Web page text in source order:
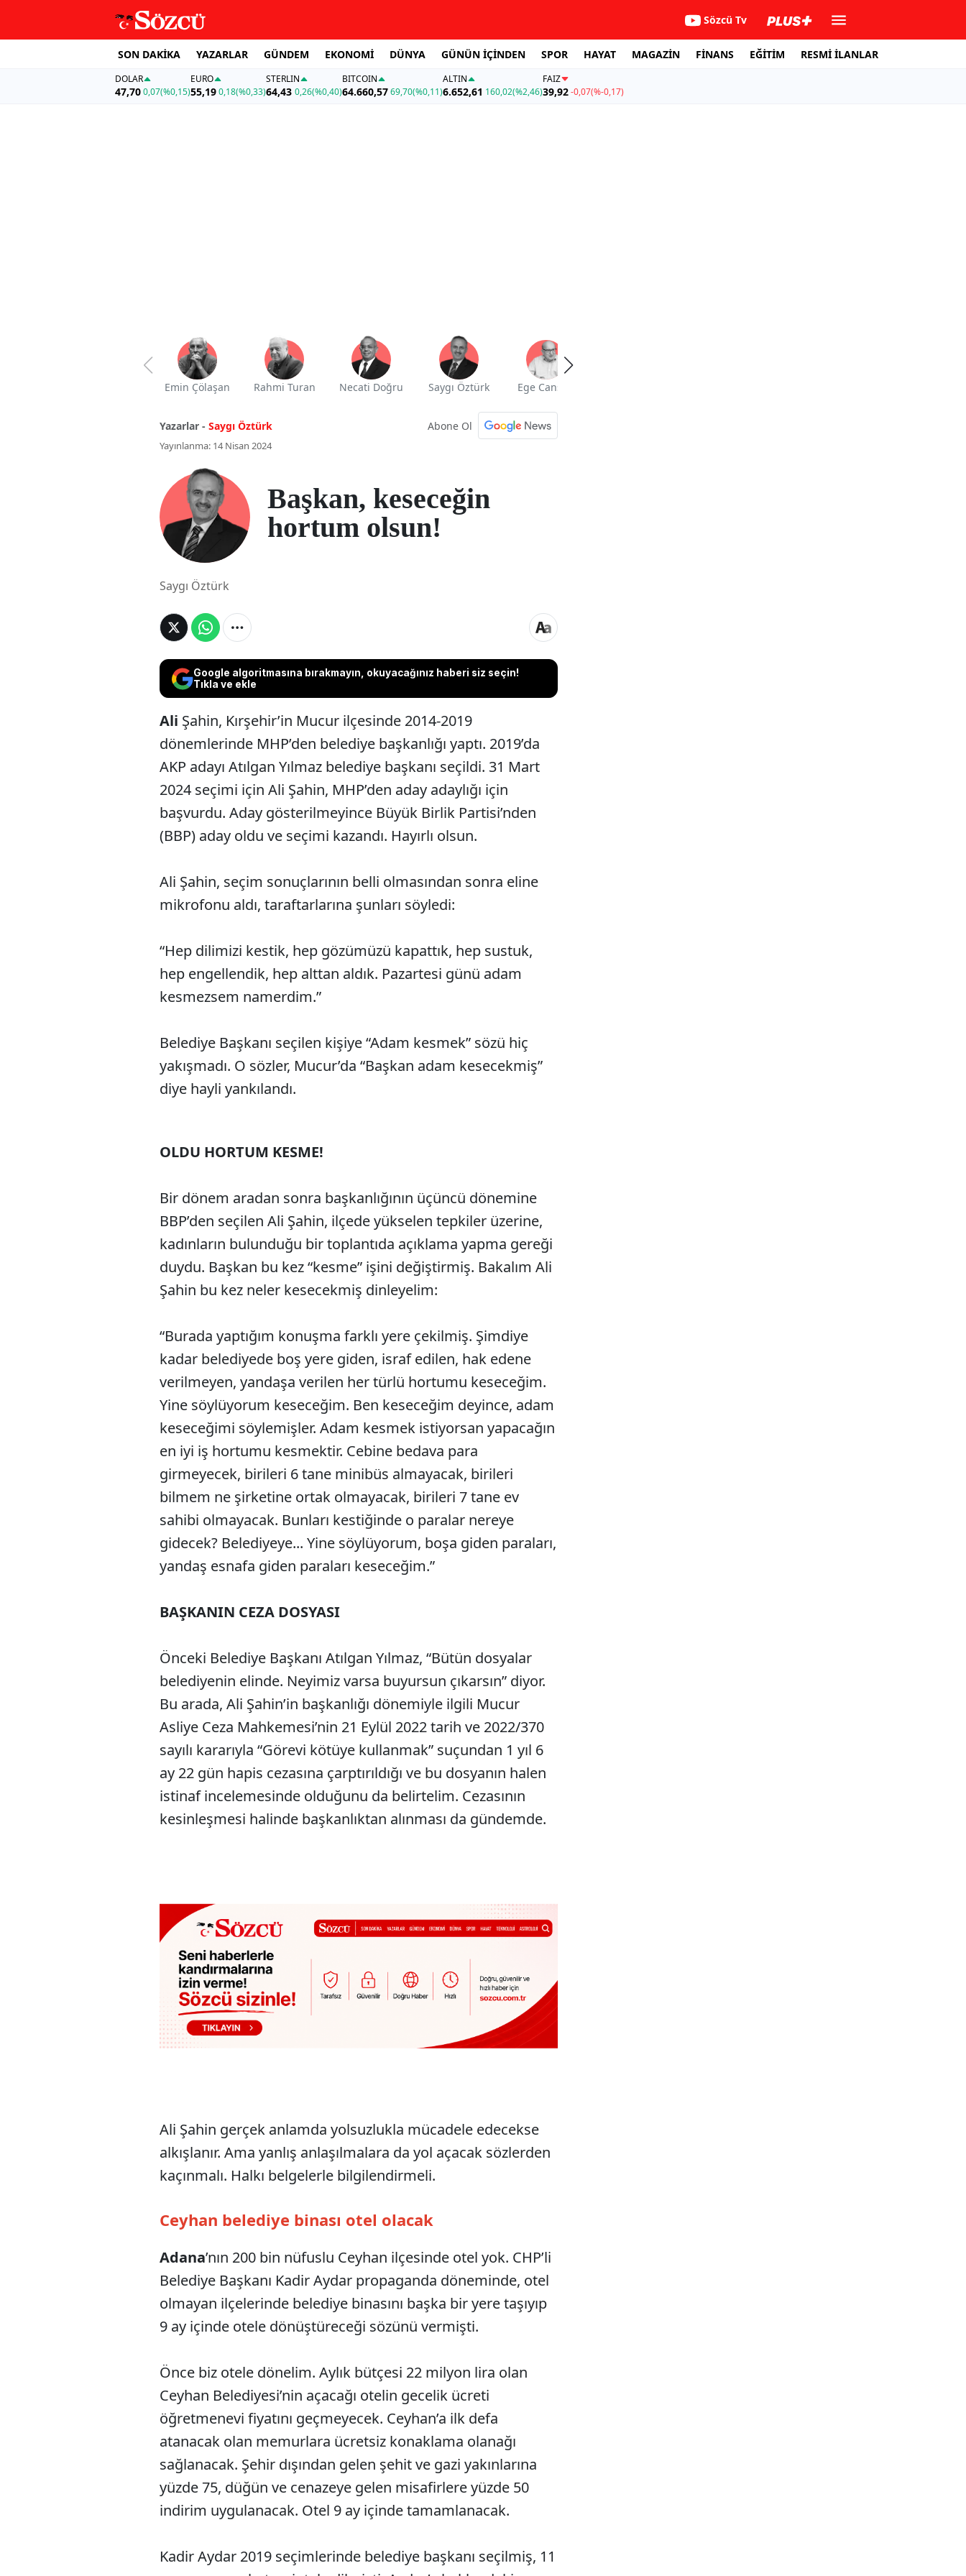
Sözcü Tv
SON DAKİKA YAZARLAR GÜNDEM EKONOMİ DÜNYA GÜNÜN İÇİNDEN SPOR HAYAT MAGAZİN FİNANS EĞİTİM RESMİ İLANLAR
DOLAR
47,700,07(%0,15)
EURO
55,19 0,18(%0,33)
STERLIN
64,43 0,26(%0,40)
BITCOIN
64.660,5769,70(%0,11)
ALTIN
6.652,61 160,02(%2,46)
FAİZ
39,92-0,07(%-0,17)
Emin Çölaşan Rahmi Turan Necati Doğru Saygı Öztürk Ege Cansen
Yazarlar - Saygı Öztürk Abone Ol
Yayınlanma: 14 Nisan 2024
Başkan, keseceğin
hortum olsun!
Saygı Öztürk
Google algoritmasına bırakmayın, okuyacağınız haberi siz seçin!
Tıkla ve ekle
Ali Şahin, Kırşehir’in Mucur ilçesinde 2014-2019
dönemlerinde MHP’den belediye başkanlığı yaptı. 2019’da
AKP adayı Atılgan Yılmaz belediye başkanı seçildi. 31 Mart
2024 seçimi için Ali Şahin, MHP’den aday adaylığı için
başvurdu. Aday gösterilmeyince Büyük Birlik Partisi’nden
(BBP) aday oldu ve seçimi kazandı. Hayırlı olsun.
Ali Şahin, seçim sonuçlarının belli olmasından sonra eline
mikrofonu aldı, taraftarlarına şunları söyledi:
“Hep dilimizi kestik, hep gözümüzü kapattık, hep sustuk,
hep engellendik, hep alttan aldık. Pazartesi günü adam
kesmezsem namerdim.”
Belediye Başkanı seçilen kişiye “Adam kesmek” sözü hiç
yakışmadı. O sözler, Mucur’da “Başkan adam kesecekmiş”
diye hayli yankılandı.
OLDU HORTUM KESME!
Bir dönem aradan sonra başkanlığının üçüncü dönemine
BBP’den seçilen Ali Şahin, ilçede yükselen tepkiler üzerine,
kadınların bulunduğu bir toplantıda açıklama yapma gereği
duydu. Başkan bu kez “kesme” işini değiştirmiş. Bakalım Ali
Şahin bu kez neler kesecekmiş dinleyelim:
“Burada yaptığım konuşma farklı yere çekilmiş. Şimdiye
kadar belediyede boş yere giden, israf edilen, hak edene
verilmeyen, yandaşa verilen her türlü hortumu keseceğim.
Yine söylüyorum keseceğim. Ben keseceğim deyince, adam
keseceğimi söylemişler. Adam kesmek istiyorsan yapacağın
en iyi iş hortumu kesmektir. Cebine bedava para
girmeyecek, birileri 6 tane minibüs almayacak, birileri
bilmem ne şirketine ortak olmayacak, birileri 7 tane ev
sahibi olmayacak. Bunları kestiğinde o paralar nereye
gidecek? Belediyeye... Yine söylüyorum, boşa giden paraları,
yandaş esnafa giden paraları keseceğim.”
BAŞKANIN CEZA DOSYASI
Önceki Belediye Başkanı Atılgan Yılmaz, “Bütün dosyalar
belediyenin elinde. Neyimiz varsa buyursun çıkarsın” diyor.
Bu arada, Ali Şahin’in başkanlığı dönemiyle ilgili Mucur
Asliye Ceza Mahkemesi’nin 21 Eylül 2022 tarih ve 2022/370
sayılı kararıyla “Görevi kötüye kullanmak” suçundan 1 yıl 6
ay 22 gün hapis cezasına çarptırıldığı ve bu dosyanın halen
istinaf incelemesinde olduğunu da belirtelim. Cezasının
kesinleşmesi halinde başkanlıktan alınması da gündemde.
Ali Şahin gerçek anlamda yolsuzlukla mücadele edecekse
alkışlanır. Ama yanlış anlaşılmalara da yol açacak sözlerden
kaçınmalı. Halkı belgelerle bilgilendirmeli.
Ceyhan belediye binası otel olacak
Adana’nın 200 bin nüfuslu Ceyhan ilçesinde otel yok. CHP’li
Belediye Başkanı Kadir Aydar propaganda döneminde, otel
olmayan ilçelerinde belediye binasını başka bir yere taşıyıp
9 ay içinde otele dönüştüreceği sözünü vermişti.
Önce biz otele dönelim. Aylık bütçesi 22 milyon lira olan
Ceyhan Belediyesi’nin açacağı otelin gecelik ücreti
öğretmenevi fiyatını geçmeyecek. Ceyhan’a ilk defa
atanacak olan memurlara ücretsiz konaklama olanağı
sağlanacak. Şehir dışından gelen şehit ve gazi yakınlarına
yüzde 75, düğün ve cenazeye gelen misafirlere yüzde 50
indirim uygulanacak. Otel 9 ay içinde tamamlanacak.
Kadir Aydar 2019 seçimlerinde belediye başkanı seçilmiş, 11